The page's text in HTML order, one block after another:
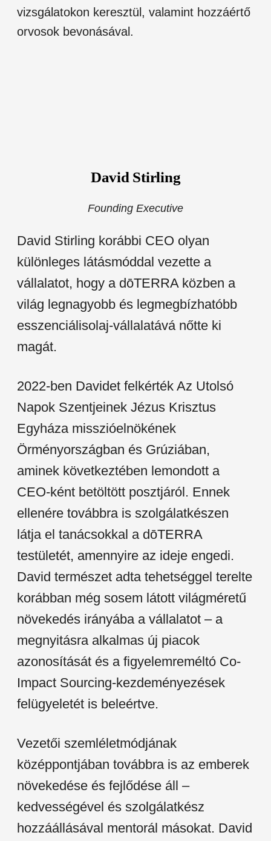
vizsgálatokon keresztül, valamint hozzáértő
orvosok bevonásával.
David Stirling
Founding Executive
David Stirling korábbi CEO olyan
különleges látásmóddal vezette a
vállalatot, hogy a dōTERRA közben a
világ legnagyobb és legmegbízhatóbb
esszenciálisolaj-vállalatává nőtte ki
magát.
2022-ben Davidet felkérték Az Utolsó
Napok Szentjeinek Jézus Krisztus
Egyháza misszióelnökének
Örményországban és Grúziában,
aminek következtében lemondott a
CEO-ként betöltött posztjáról. Ennek
ellenére továbbra is szolgálatkészen
látja el tanácsokkal a dōTERRA
testületét, amennyire az ideje engedi.
David természet adta tehetséggel terelte
korábban még sosem látott világméretű
növekedés irányába a vállalatot – a
megnyitásra alkalmas új piacok
azonosítását és a figyelemreméltó Co-
Impact Sourcing-kezdeményezések
felügyeletét is beleértve.
Vezetői szemléletmódjának
középpontjában továbbra is az emberek
növekedése és fejlődése áll –
kedvességével és szolgálatkész
hozzáállásával mentorál másokat. David